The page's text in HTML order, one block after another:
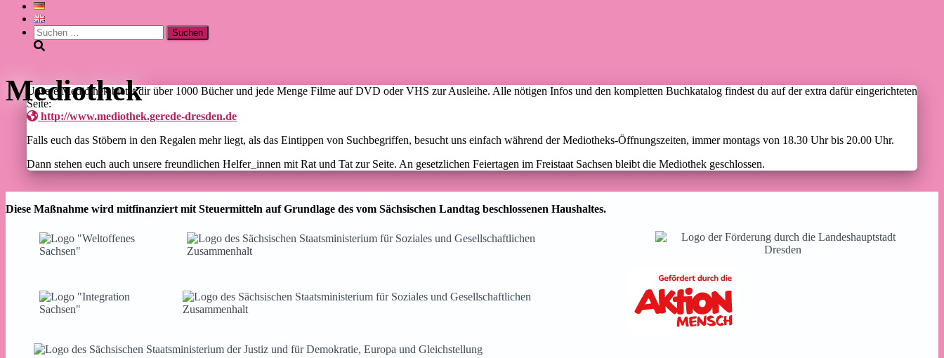
Suchen
nach:
Mediothek
Unsere Mediothek bietet dir über 1000 Bücher und jede Menge Filme auf DVD oder VHS zur Ausleihe. Alle nötigen Infos und den kompletten Buchkatalog findest du auf der extra dafür eingerichteten
Seite:
http://www.mediothek.gerede-dresden.de
Falls euch das Stöbern in den Regalen mehr liegt, als das Eintippen von Suchbegriffen, besucht uns einfach während der Mediotheks-Öffnungszeiten, immer montags von 18.30 Uhr bis 20.00 Uhr.
Dann stehen euch auch unsere freundlichen Helfer_innen mit Rat und Tat zur Seite. An gesetzlichen Feiertagen im Freistaat Sachsen bleibt die Mediothek geschlossen.
Diese Maßnahme wird mitfinanziert mit Steuermitteln auf Grundlage des vom Sächsischen Landtag beschlossenen Haushaltes.